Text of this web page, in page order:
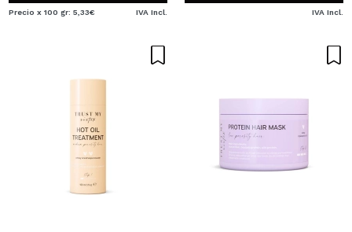
Precio x 100 gr: 5,33€ IVA Incl. IVA Incl.